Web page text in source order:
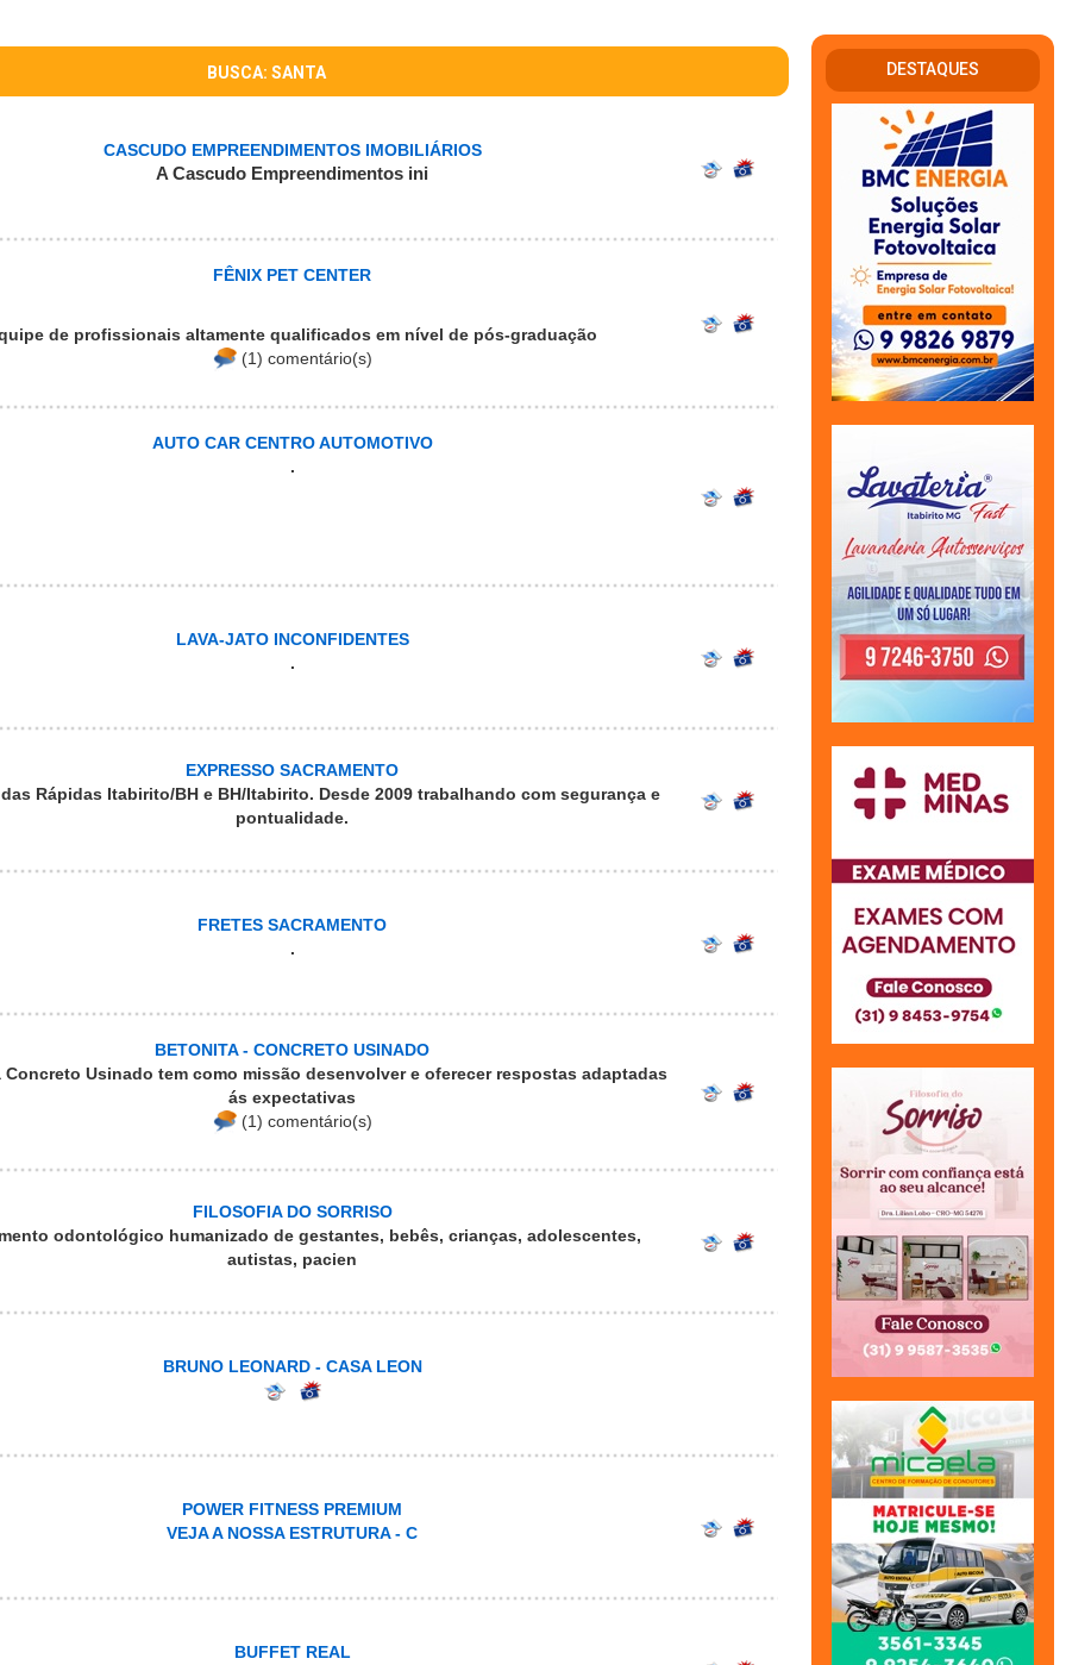
BUSCA: SANTA
CASCUDO EMPREENDIMENTOS IMOBILIÁRIOS
A Cascudo Empreendimentos ini
FÊNIX PET CENTER
de profissionais altamente qualificados em nível de pós-graduação
(1) comentário(s)
AUTO CAR CENTRO AUTOMOTIVO
.
LAVA-JATO INCONFIDENTES
.
EXPRESSO SACRAMENTO
Rápidas Itabirito/BH e BH/Itabirito. Desde 2009 trabalhando com segurança e
pontualidade.
FRETES SACRAMENTO
.
BETONITA - CONCRETO USINADO
Concreto Usinado tem como missão desenvolver e oferecer respostas adaptadas
ás expectativas
(1) comentário(s)
FILOSOFIA DO SORRISO
odontológico humanizado de gestantes, bebês, crianças, adolescentes,
autistas, pacien
BRUNO LEONARD - CASA LEON
POWER FITNESS PREMIUM
VEJA A NOSSA ESTRUTURA - C
BUFFET REAL
DESTAQUES